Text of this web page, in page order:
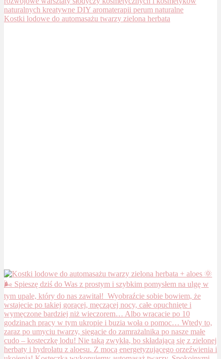
Kostki lodowe do automasażu twarzy zielona herbata